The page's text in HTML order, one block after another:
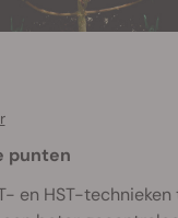
punten
en HST-